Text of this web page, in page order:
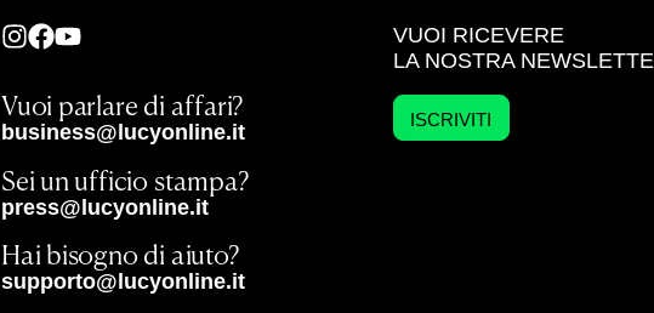
Vuoi parlare di affari?
business@lucyonline.it
Sei un ufficio stampa?
press@lucyonline.it
Hai bisogno di aiuto?
supporto@lucyonline.it
VUOI RICEVERE
LA NOSTRA
ISCRIVITI